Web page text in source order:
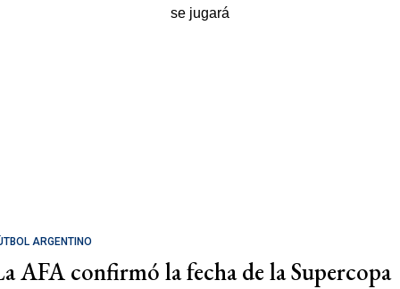
ARGENTINO
AFA confirmó la fecha de la Supercopa